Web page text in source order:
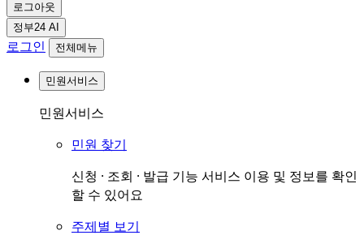
로그아웃
정부24 AI
로그인 전체메뉴
민원서비스
민원서비스
민원 찾기
신청 · 조회 · 발급 기능 서비스 이용 및 정보를 확인
할 수 있어요
주제별 보기